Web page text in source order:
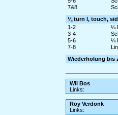
7&8
¼ turn l, touch,
1-2
¼
3-4
5-6
¼
7-8
Wiederholung bis
Wil Bos
Links:
Roy Verdonk
Links: